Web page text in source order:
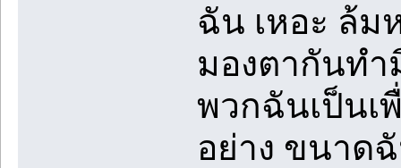
ฉัน เหอะ ล้ม
มองตากันทำ
พวกฉันเป็นเ
อย่าง ขนาด